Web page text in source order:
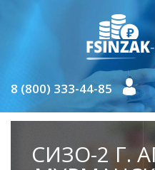
8 (800) 333-44-85
СИЗО-2 Г.